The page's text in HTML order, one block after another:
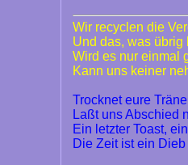
Wir recyclen die
Und das, was übrig
Wird es nur einmal
Kann uns keiner
Trocknet eure
Laßt uns Abschied
Ein letzter Toast,
Die Zeit ist ein Dieb